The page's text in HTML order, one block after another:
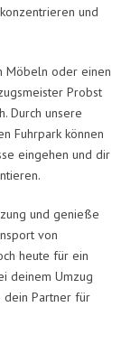
und
Möbeln oder einen
Probst
Durch unsere
Fuhrpark können
eingehen und dir
und genieße
von
heute für ein
deinem Umzug
dein Partner für